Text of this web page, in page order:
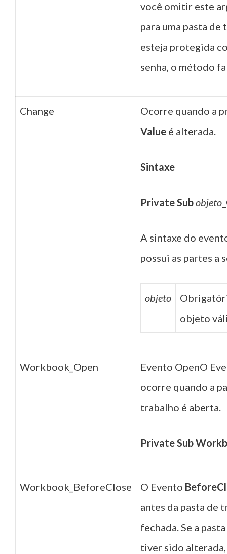
você omitir este
para uma pasta de
esteja protegida
senha, o método
Change
Ocorre quando a
Value é alterada.
Sintaxe
Private Subobjeto
A sintaxe do
possui as partes a
objeto
objeto
Workbook_Open
Evento OpenO
ocorre quando a
trabalho é aberta.
Private Sub
Workbook_BeforeClose O Evento
antes da pasta de
fechada. Se a
tiver sido